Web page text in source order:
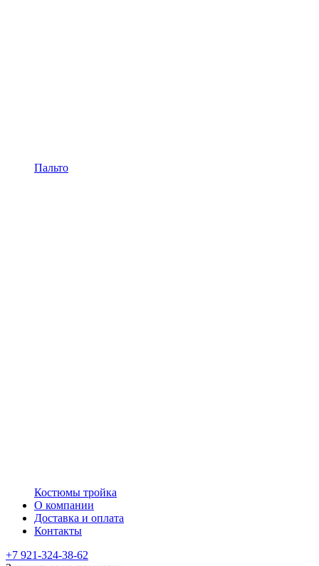
Пальто
Костюмы тройка
О компании
Доставка и оплата
Контакты
+7 921-324-38-62